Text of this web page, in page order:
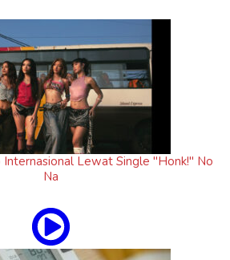
Internasional Lewat Single "Honk!" No
Na